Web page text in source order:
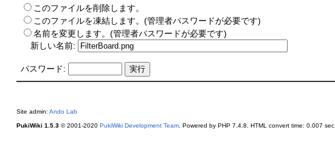
このファイルを削除します。
このファイルを凍結します。(管理者パスワードが必要です)
名前を変更します。(管理者パスワードが必要です)
新しい名前:
パスワード:
Site admin: Ando Lab
PukiWiki 1.5.3© 2001-2020 PukiWiki Development Team. Powered by PHP 7.4.8. HTML convert time: 0.007 sec.